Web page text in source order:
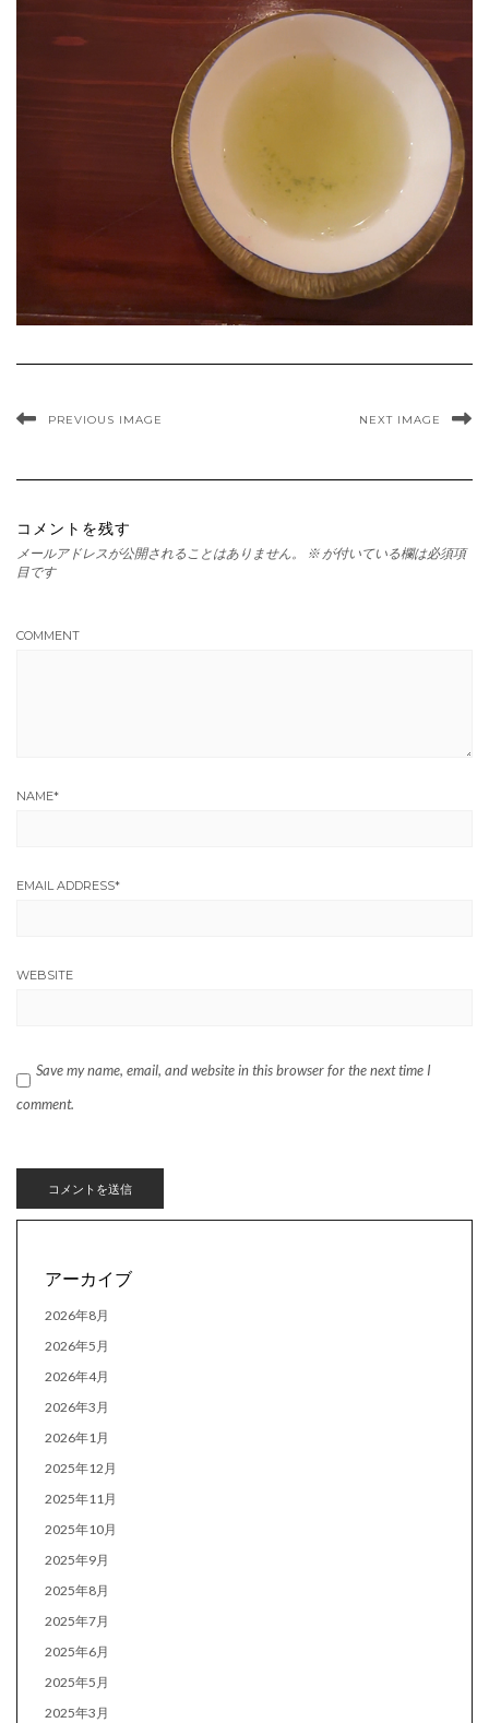
PREVIOUS IMAGE NEXT IMAGE
コメントを残す
メールアドレスが公開されることはありません。 ※ が付いている欄は必須項
目です
COMMENT
NAME*
EMAIL ADDRESS*
WEBSITE
Save my name, email, and website in this browser for the next time I
comment.
アーカイブ
2026年8月
2026年5月
2026年4月
2026年3月
2026年1月
2025年12月
2025年11月
2025年10月
2025年9月
2025年8月
2025年7月
2025年6月
2025年5月
2025年3月